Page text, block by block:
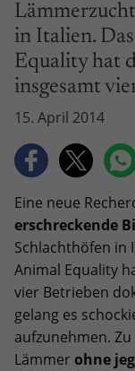
in Italien.
Equality hat
insgesamt
15. April 2014
Eine neue
erschreckende
Schlachthöfen in
Animal Equality
vier Betrieben
gelang es
aufzunehmen.
Lämmer ohne